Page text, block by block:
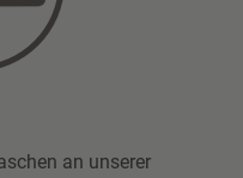
an unserer